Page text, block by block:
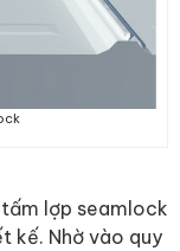
lợp seamlock
kế. Nhờ vào quy